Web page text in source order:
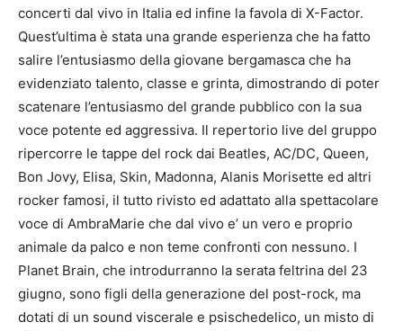
concerti dal vivo in Italia ed infine la favola di X-Factor.
Quest’ultima è stata una grande esperienza che ha fatto
salire l’entusiasmo della giovane bergamasca che ha
evidenziato talento, classe e grinta, dimostrando di poter
scatenare l’entusiasmo del grande pubblico con la sua
voce potente ed aggressiva. Il repertorio live del gruppo
ripercorre le tappe del rock dai Beatles, AC/DC, Queen,
Bon Jovy, Elisa, Skin, Madonna, Alanis Morisette ed altri
rocker famosi, il tutto rivisto ed adattato alla spettacolare
voce di AmbraMarie che dal vivo e’ un vero e proprio
animale da palco e non teme confronti con nessuno. I
Planet Brain, che introdurranno la serata feltrina del 23
giugno, sono figli della generazione del post-rock, ma
dotati di un sound viscerale e psischedelico, un misto di